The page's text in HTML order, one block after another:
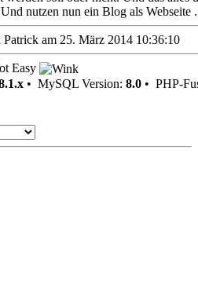
Und nutzen nun ein Blog als
Patrick am 25. März 2014 10:36:10
Easy
• MySQL Version: 8.0 • PHP-